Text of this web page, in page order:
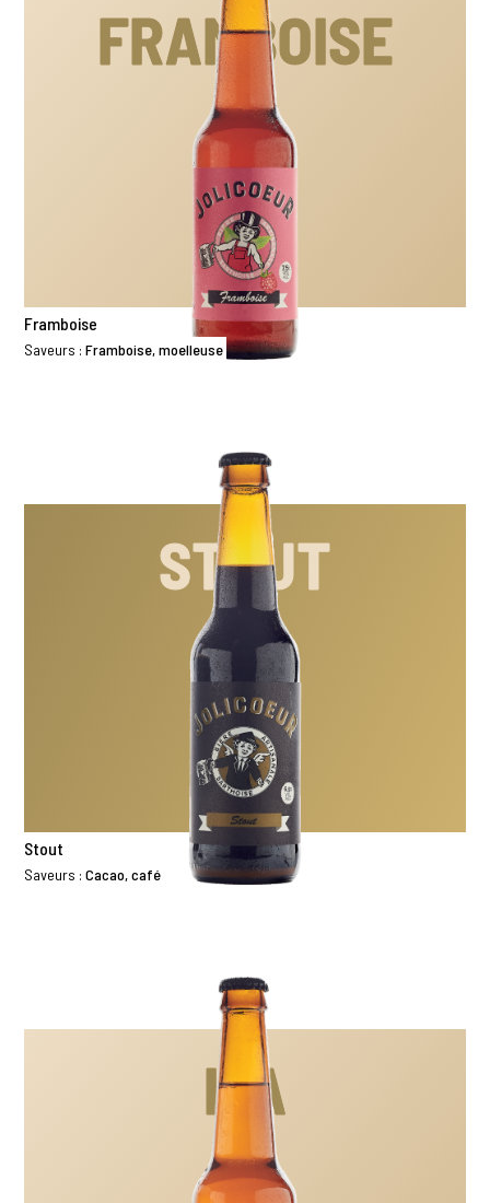
FRAMBOISE
Framboise
Saveurs :Framboise, moelleuse
STOUT
Stout
Saveurs :Cacao, café
IPA